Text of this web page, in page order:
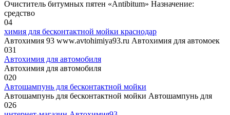
Очиститель битумных пятен «Antibitum» Назначение:
средство
04
химия для бесконтактной мойки краснодар
Автохимия 93 www.avtohimiya93.ru Автохимия для автомоек
031
Автохимия для автомобиля‎
Автохимия для автомобиля‎
020
Автошампунь для бесконтактной мойки
Автошампунь для бесконтактной мойки Автошампунь для
026